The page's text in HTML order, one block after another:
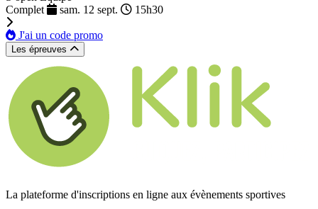
Complet
sam. 12 sept. 15h30
J'ai un code promo
Les épreuves
La plateforme d'inscriptions en ligne aux évènements sportives